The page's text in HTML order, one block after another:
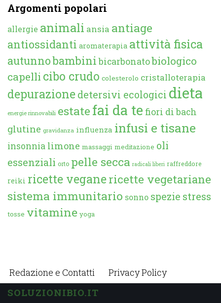
Argomenti popolari
allergie animali ansia antiage
antiossidanti aromaterapia attività fisica
autunnobambini bicarbonatobiologico
capelli cibo crudo colesterolo cristalloterapia
depurazione detersivi ecologici dieta
energie rinnovabili estate fai da te fiori di bach
glutine gravidanza influenza infusi e tisane
insonnia limone massaggi meditazione oli
essenziali orto pelle secca radicali liberi raffreddore
reiki ricette veganericette vegetariane
sistema immunitario sonno spezie stress
tosse vitamine yoga
Redazione e Contatti Privacy Policy
SOLUZIONIBIO.IT